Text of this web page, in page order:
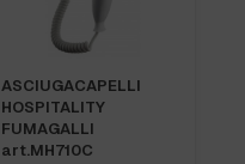
ASCIUGACAPELLI
HOSPITALITY
FUMAGALLI
art.MH710C